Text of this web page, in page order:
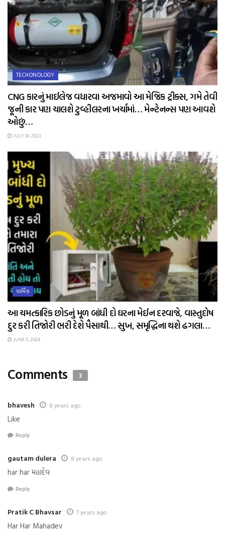
TECHONOLOGY
CNG કારનું માઈલેજ વધારવા અજમાવો આ મેજિક ટ્રીક્સ, ગમે તેવી
જૂની કાર પણ ચાલશે ટુવ્હીલરના ખર્ચામાં… મેન્ટેનન્સ પણ આવશે
ઓછું…
JULY 14, 2023
ધાર્મિક
આ ચમત્કારિક છોડનું મૂળ બાંધી દો ઘરના મેઈન દરવાજે, વાસ્તુદોષ
દુર કરી તિજોરી ભરી દેશે પૈસાથી… સુખ, સમૃદ્ધિના થશે ઢગલા…
JUNE 5, 2024
Comments 3
bhavesh 8 years ago
Like
Reply
gautam dulera 8 years ago
har har મહાદેવ
Reply
Pratik C Bhavsar 7 years ago
Har Har Mahadev